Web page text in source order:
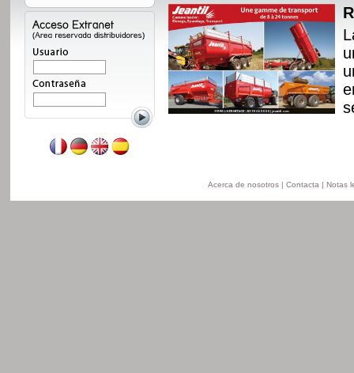
rediseñada con
con nuevo chasis y
de 8 a 24t
la version
obras pùblicas.
Leer mas
Acerca de nosotros | Contacta | Notas